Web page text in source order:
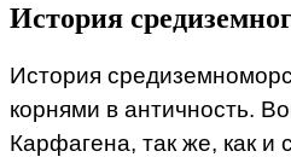
История
История
корнями в античность.
Карфагена, так же, как и